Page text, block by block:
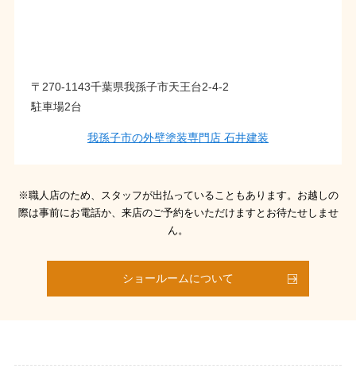
〒270-1143千葉県我孫子市天王台2-4-2
駐車場2台
我孫子市の外壁塗装専門店 石井建装
※職人店のため、スタッフが出払っていることもあります。お越しの
際は事前にお電話か、来店のご予約をいただけますとお待たせしませ
ん。
ショールームについて